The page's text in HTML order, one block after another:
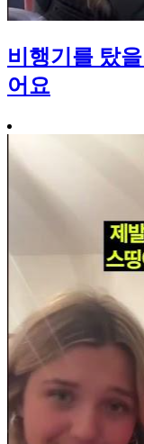
비행기를 탔
어요